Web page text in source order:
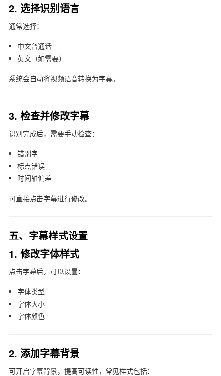
2. 选择识别语言
通常选择：
中文普通话
英文（如需要）
系统会自动将视频语音转换为字幕。
3. 检查并修改字幕
识别完成后，需要手动检查：
错别字
标点错误
时间轴偏差
可直接点击字幕进行修改。
五、字幕样式设置
1. 修改字体样式
点击字幕后，可以设置：
字体类型
字体大小
字体颜色
2. 添加字幕背景
可开启字幕背景，提高可读性，常见样式包括：